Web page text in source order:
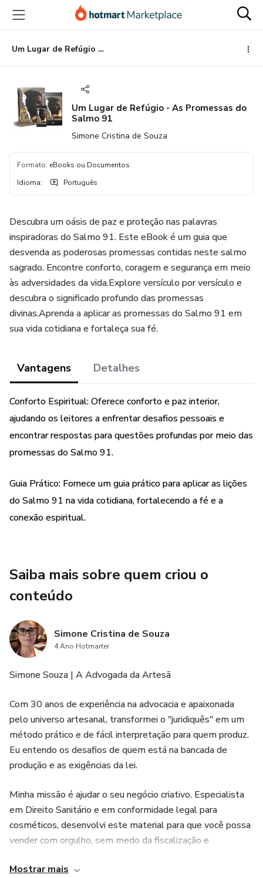
para
conteúdo
principal
para
pagamento
para
rodapé
Um Lugar de Refúgio - As Promessas do Salmo 91
Um Lugar de Refúgio - As Promessas do
Salmo 91
Simone Cristina de Souza
Formato: eBooks ou Documentos
Idioma: Português
Descubra um oásis de paz e proteção nas palavras
inspiradoras do Salmo 91. Este eBook é um guia que
desvenda as poderosas promessas contidas neste salmo
sagrado. Encontre conforto, coragem e segurança em meio
às adversidades da vida.Explore versículo por versículo e
descubra o significado profundo das promessas
divinas.Aprenda a aplicar as promessas do Salmo 91 em
sua vida cotidiana e fortaleça sua fé.
Vantagens Detalhes
Conforto Espiritual: Oferece conforto e paz interior,
ajudando os leitores a enfrentar desafios pessoais e
encontrar respostas para questões profundas por meio das
promessas do Salmo 91.
Guia Prático: Fornece um guia prático para aplicar as lições
do Salmo 91 na vida cotidiana, fortalecendo a fé e a
conexão espiritual.
Saiba mais sobre quem criou o
conteúdo
Simone Cristina de Souza
4 Ano Hotmarter
Simone Souza | A Advogada da Artesã
Com 30 anos de experiência na advocacia e apaixonada
pelo universo artesanal, transformei o "juridiquês" em um
método prático e de fácil interpretação para quem produz.
Eu entendo os desafios de quem está na bancada de
produção e as exigências da lei.
Minha missão é ajudar o seu negócio criativo. Especialista
em Direito Sanitário e em conformidade legal para
cosméticos, desenvolvi este material para que você possa
vender com orgulho, sem medo da fiscalização e
regulamentação da ANVISA.
Mostrar mais